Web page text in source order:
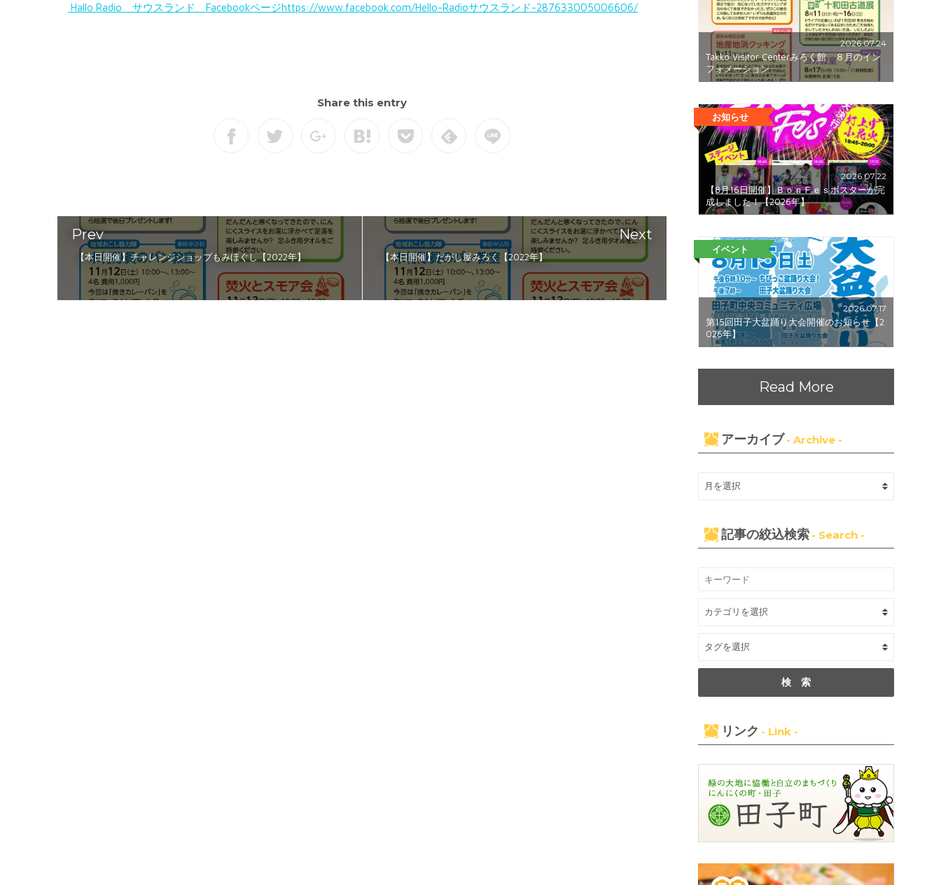
Hallo Radio サウスランド Facebookページhttps://www.facebook.com/Hello-Radioサウスランド-287633005006606/
Share this entry
Prev
【本日開催】チャレンジショップもみほぐし【2022年】
Next
【本日開催】だがし屋みろく【2022年】
2026.07.24
Takko Visitor Centerみろく館 ８月のイン
フォメーション
お知らせ
2026.07.22
【8月16日開催】ＢｏｎＦｅｓポスターが完
成しました！【2026年】
イベント
2026.07.17
第15回田子大盆踊り大会開催のお知らせ【2
026年】
Read More
アーカイブ - Archive -
記事の絞込検索 - Search -
リンク - Link -